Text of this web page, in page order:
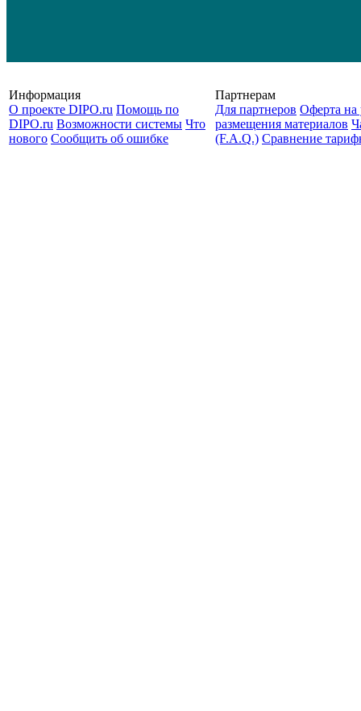
Информация
О проекте DIPO.ru Помощь по
DIPO.ru Возможности системы Что
нового Сообщить об ошибке
Партнерам
Для партнеров Оферта на
размещения материалов
(F.A.Q.) Cравнение